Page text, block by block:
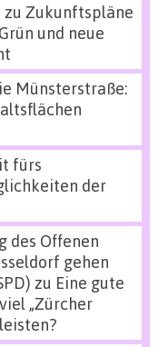
zu Zukunftspläne
und neue
Münsterstraße:
fürs
der
des Offenen
gehen
zu Eine gute
„Zürcher